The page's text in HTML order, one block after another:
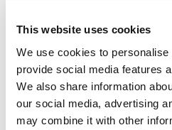
This website uses cookies
We use cookies to
provide social media features
We also share information
our social media, advertising
may combine it with other
• Frauenhaus in Salzgitter und
• Verbund Braunschweiger
• Mansfeld-Löbbecke-Stiftung /
• Altenheim Johanniterhaus am
• Tierheim Salzgitter